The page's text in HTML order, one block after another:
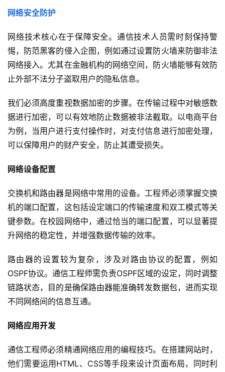
网络安全防护
网络技术核心在于保障安全。通信技术人员需时刻保持警
惕，防范黑客的侵入企图，例如通过设置防火墙来防御非法
网络接入。尤其在金融机构的网络空间，防火墙能够有效防
止外部不法分子盗取用户的隐私信息。
我们必须高度重视数据加密的步骤。在传输过程中对敏感数
据进行加密，可以有效地防止数据被非法截取。以电商平台
为例，当用户进行支付操作时，对支付信息进行加密处理，
可以保障用户的财产安全，防止其遭受损失。
网络设备配置
交换机和路由器是网络中常用的设备。工程师必须掌握交换
机的端口配置，这包括设定端口的传输速度和双工模式等关
键参数。在校园网络中，通过恰当的端口配置，可以显著提
升网络的稳定性，并增强数据传输的效率。
路由器的设置较为复杂，涉及对路由协议的配置，例如
OSPF协议。通信工程师需负责OSPF区域的设定，同时调整
链路状态，目的是确保路由器能准确转发数据包，进而实现
不同网络间的信息互通。
网络应用开发
通信工程师必须精通网络应用的编程技巧。在搭建网站时，
他们需要运用HTML、CSS等手段来设计页面布局，同时利